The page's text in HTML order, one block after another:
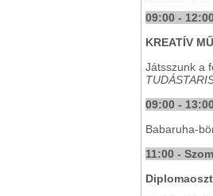
09:00 -
KREATÍV
Játsszunk a
09:00 -
Babaruha-
11:00 -